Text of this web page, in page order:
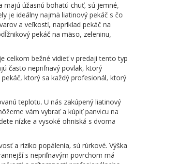
majú úžasnú bohatú chuť, sú jemné,
je ideálny najmä liatinový pekáč s čo
a veľkostí, napríklad pekáč na
pekáč na mäso, zeleninu,
celkom bežné vidieť v predaji tento typ
často nepriľnavý povlak, ktorý
ktorý sa každý profesionál, ktorý
teplotu. U nás zakúpený liatinový
vám vybrať a kúpiť panvicu na
nízke a vysoké ohniská s dvoma
a riziko popálenia, sú rúrkové. Výška
s nepriľnavým povrchom má